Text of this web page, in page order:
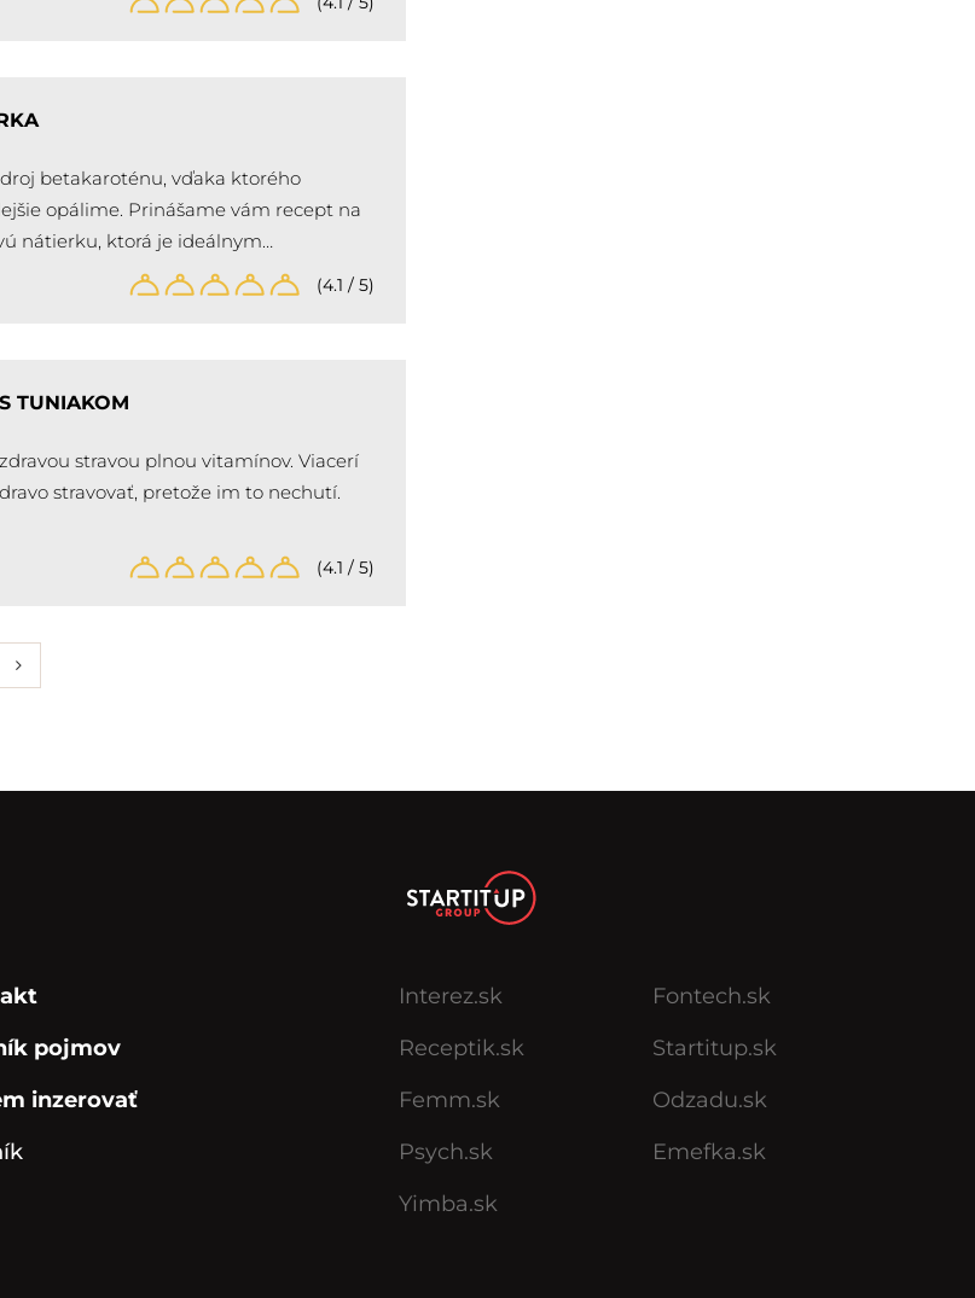
betakaroténu, vďaka ktorého
opálime. Prinášame vám recept na
nátierku, ktorá je ideálnym…
(4.1 / 5)
TUNIAKOM
stravou plnou vitamínov. Viacerí
stravovať, pretože im to nechutí.
(4.1 / 5)
pojmov
inzerovať
Interez.sk
Receptik.sk
Femm.sk
Psych.sk
Yimba.sk
Fontech.sk
Startitup.sk
Odzadu.sk
Emefka.sk